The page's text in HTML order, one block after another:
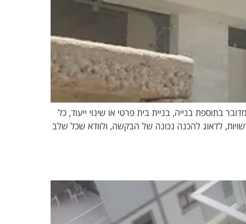
בתוספת בנייה, בניית בית פרטי או שינוי ייעוד, כל
לדאוג להכנה נכונה של הבקשה, ולוודא שכל שלב